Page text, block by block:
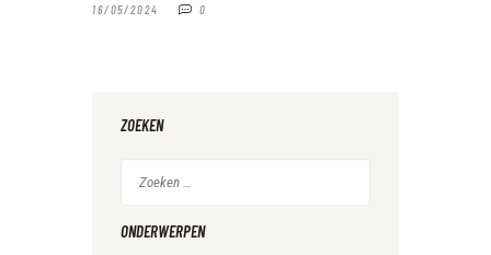
16/05/2024 0
ZOEKEN
naar:
ONDERWERPEN